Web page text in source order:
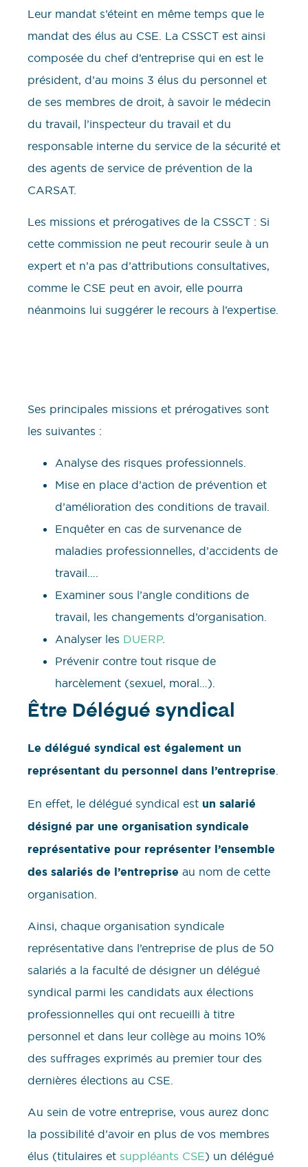
Leur mandat s’éteint en même temps que le
mandat des élus au CSE. La CSSCT est ainsi
composée du chef d’entreprise qui en est le
président, d’au moins 3 élus du personnel et
de ses membres de droit, à savoir le médecin
du travail, l’inspecteur du travail et du
responsable interne du service de la sécurité et
des agents de service de prévention de la
CARSAT.
Les missions et prérogatives de la CSSCT : Si
cette commission ne peut recourir seule à un
expert et n’a pas d’attributions consultatives,
comme le CSE peut en avoir, elle pourra
néanmoins lui suggérer le recours à l’expertise.
Ses principales missions et prérogatives sont
les suivantes :
Analyse des risques professionnels.
Mise en place d’action de prévention et
d’amélioration des conditions de travail.
Enquêter en cas de survenance de
maladies professionnelles, d’accidents de
travail….
Examiner sous l’angle conditions de
travail, les changements d’organisation.
Analyser les DUERP.
Prévenir contre tout risque de
harcèlement (sexuel, moral…).
Être Délégué syndical
Le délégué syndical est également un
représentant du personnel dans l’entreprise.
En effet, le délégué syndical est un salarié
désigné par une organisation syndicale
représentative pour représenter l’ensemble
des salariés de l’entreprise au nom de cette
organisation.
Ainsi, chaque organisation syndicale
représentative dans l’entreprise de plus de 50
salariés a la faculté de désigner un délégué
syndical parmi les candidats aux élections
professionnelles qui ont recueilli à titre
personnel et dans leur collège au moins 10%
des suffrages exprimés au premier tour des
dernières élections au CSE.
Au sein de votre entreprise, vous aurez donc
la possibilité d’avoir en plus de vos membres
élus (titulaires et suppléants CSE) un délégué